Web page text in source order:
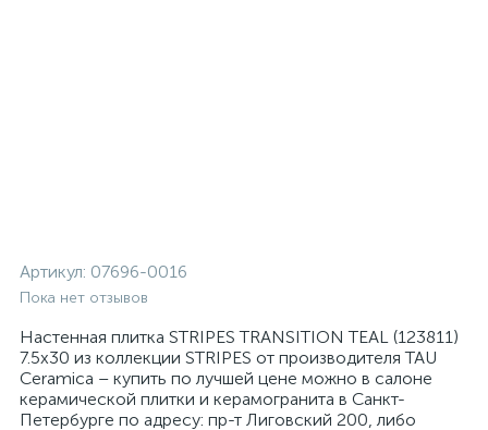
Артикул: 07696-0016
Пока нет отзывов
Настенная плитка STRIPES TRANSITION TEAL (123811)
7.5x30 из коллекции STRIPES от производителя TAU
Ceramica – купить по лучшей цене можно в салоне
керамической плитки и керамогранита в Санкт-
Петербурге по адресу: пр-т Лиговский 200, либо